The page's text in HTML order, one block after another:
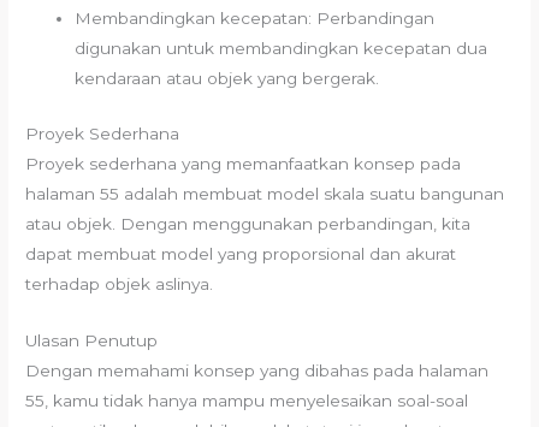
Membandingkan kecepatan: Perbandingan
digunakan untuk membandingkan kecepatan dua
kendaraan atau objek yang bergerak.
Proyek Sederhana
Proyek sederhana yang memanfaatkan konsep pada
halaman 55 adalah membuat model skala suatu bangunan
atau objek. Dengan menggunakan perbandingan, kita
dapat membuat model yang proporsional dan akurat
terhadap objek aslinya.
Ulasan Penutup
Dengan memahami konsep yang dibahas pada halaman
55, kamu tidak hanya mampu menyelesaikan soal-soal